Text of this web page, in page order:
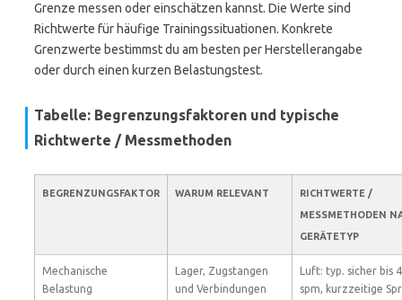
Grenze messen oder einschätzen kannst. Die Werte sind
Richtwerte für häufige Trainingssituationen. Konkrete
Grenzwerte bestimmst du am besten per Herstellerangabe
oder durch einen kurzen Belastungstest.
Tabelle: Begrenzungsfaktoren und typische
Richtwerte / Messmethoden
BEGRENZUNGSFAKTOR WARUM RELEVANT
RICHTWERTE /
MESSMETHODEN
GERÄTETYP
Mechanische
Belastung
Lager, Zugstangen
und Verbindungen
Luft: typ. sicher bis
spm, kurzzeitige